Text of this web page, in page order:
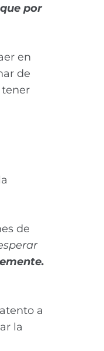
por
en
de
tener
de
a
la